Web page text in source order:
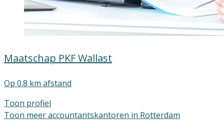
Maatschap PKF Wallast
Op 0.8 km afstand
Toon profiel
Toon meer accountantskantoren in Rotterdam